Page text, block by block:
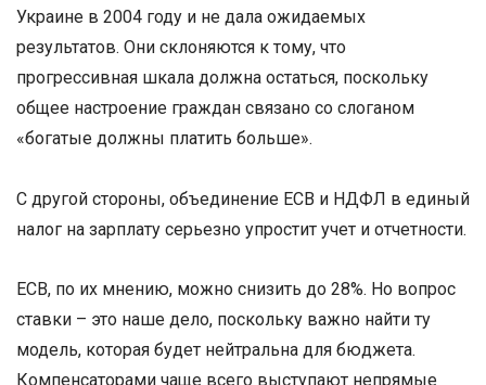
Украине в 2004 году и не дала ожидаемых
результатов. Они склоняются к тому, что
прогрессивная шкала должна остаться, поскольку
общее настроение граждан связано со слоганом
«богатые должны платить больше».
С другой стороны, объединение ЕСВ и НДФЛ в единый
налог на зарплату серьезно упростит учет и отчетности.
ЕСВ, по их мнению, можно снизить до 28%. Но вопрос
ставки – это наше дело, поскольку важно найти ту
модель, которая будет нейтральна для бюджета.
Компенсаторами чаще всего выступают непрямые